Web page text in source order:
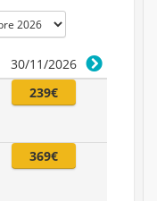
30/11/2026
239€
369€